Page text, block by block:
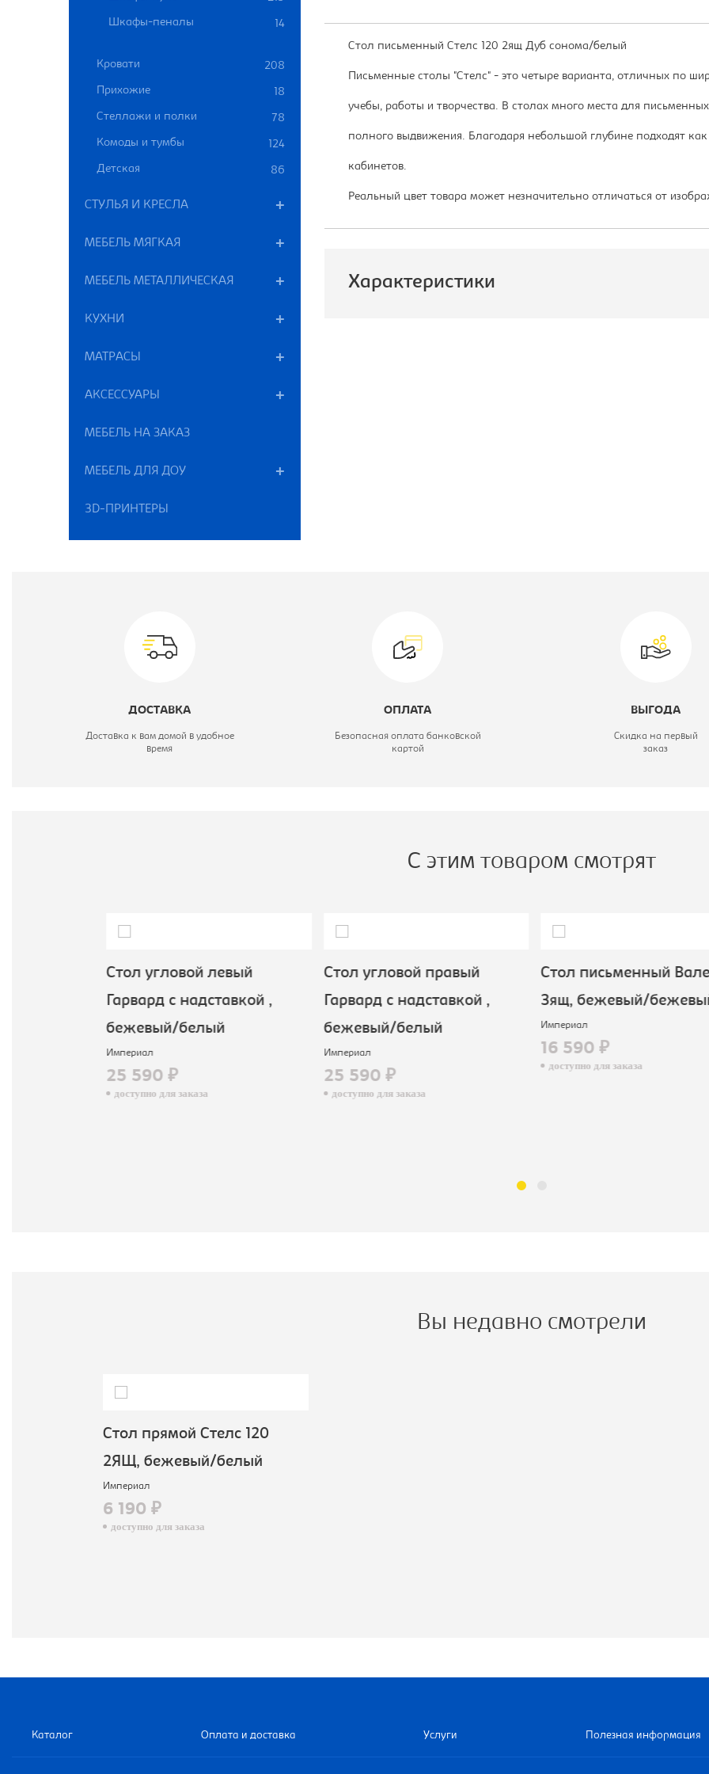
Шкафы-пеналы 14
Кровати 208
Прихожие 18
Стеллажи и полки 78
Комоды и тумбы 124
Детская 86
СТУЛЬЯ И КРЕСЛА
МЕБЕЛЬ МЯГКАЯ
МЕБЕЛЬ МЕТАЛЛИЧЕСКАЯ
КУХНИ
МАТРАСЫ
АКСЕССУАРЫ
МЕБЕЛЬ НА ЗАКАЗ
МЕБЕЛЬ ДЛЯ ДОУ
3D-ПРИНТЕРЫ
Стол письменный Стелс 120 2ящ Дуб сонома/белый
Письменные столы "Стелс" - это четыре варианта, отличных по
учебы, работы и творчества. В столах много места для
полного выдвижения. Благодаря небольшой глубине подходят
кабинетов.
Реальный цвет товара может незначительно отличаться от
Характеристики
ДОСТАВКА
Доставка к вам домой в удобное
время
ОПЛАТА
Безопасная оплата банковской
картой
ВЫГОДА
Скидка на первый
заказ
С этим товаром смотрят
Стол угловой левый
Гарвард с надставкой ,
бежевый/белый
Империал
25 590 ₽
доступно для заказа
Стол угловой правый
Гарвард с надставкой ,
бежевый/белый
Империал
25 590 ₽
доступно для заказа
Cтол письменный
3ящ, бежевый/
Империал
16 590 ₽
доступно для заказа
Вы недавно смотрели
Cтол прямой Стелс 120
2ЯЩ, бежевый/белый
Империал
6 190 ₽
доступно для заказа
Каталог Оплата и доставка Услуги Полезная информация